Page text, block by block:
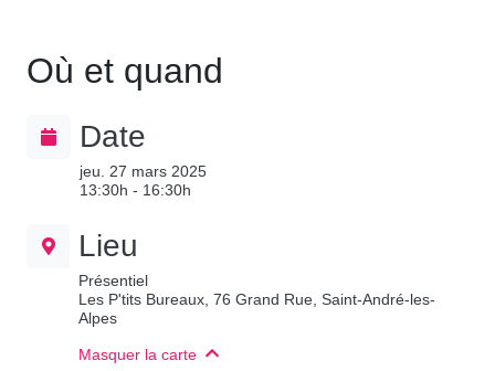
Où et quand
Date
jeu. 27 mars 2025
13:30h - 16:30h
Lieu
Présentiel
Les P'tits Bureaux, 76 Grand Rue, Saint-André-les-
Alpes
Masquer la carte